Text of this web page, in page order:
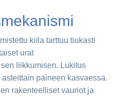
kiila tarttuu tiukasti
urat
liikkumisen. Lukitus
paineen kasvaessa.
rakenteelliset vauriot ja